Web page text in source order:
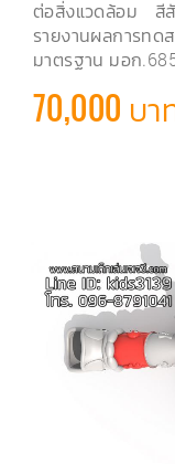
ต่อสิ่งแวดล้อม
รายงานผลการท
มาตรฐาน มอก
70,000 บา